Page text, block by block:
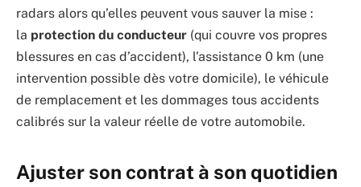
radars alors qu’elles peuvent vous sauver la mise :
la protection du conducteur (qui couvre vos propres
blessures en cas d’accident), l’assistance 0 km (une
intervention possible dès votre domicile), le véhicule
de remplacement et les dommages tous accidents
calibrés sur la valeur réelle de votre automobile.
Ajuster son contrat à son quotidien